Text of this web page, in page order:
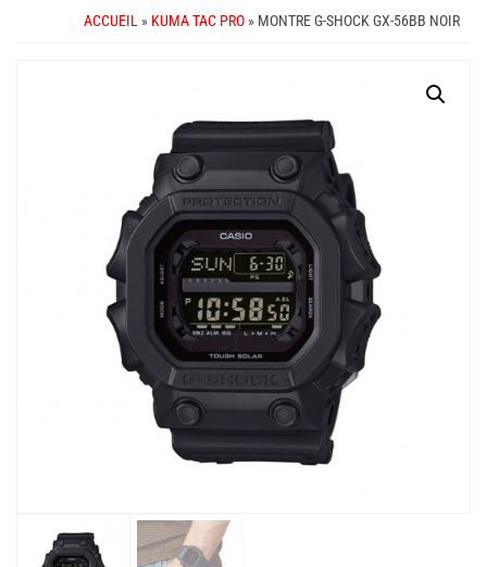
ACCUEIL » KUMA TAC PRO » MONTRE G-SHOCK GX-56BB NOIR